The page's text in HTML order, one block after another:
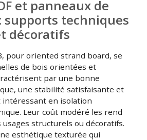
et panneaux de
supports techniques
décoratifs
pour oriented strand board, se
de bois orientées et
par une bonne
une stabilité satisfaisante et
en isolation
Leur coût modéré les rend
structurels ou décoratifs.
esthétique texturée qui